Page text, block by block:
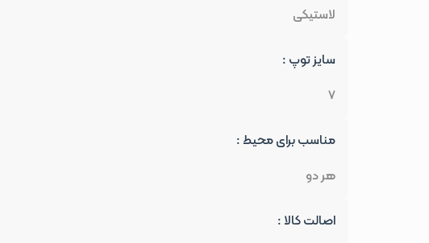
لاستیکی
سایز توپ :
7
مناسب برای محیط :
هر دو
اصالت کالا :